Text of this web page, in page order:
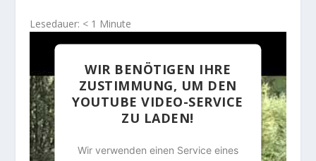
Lesedauer: < 1 Minute
WIR BENÖTIGEN IHRE
ZUSTIMMUNG, UM DEN
YOUTUBE VIDEO-SERVICE
ZU LADEN!
Wir verwenden einen Service eines